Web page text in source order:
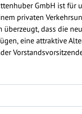
GmbH ist
privaten
dass die
eine attraktive